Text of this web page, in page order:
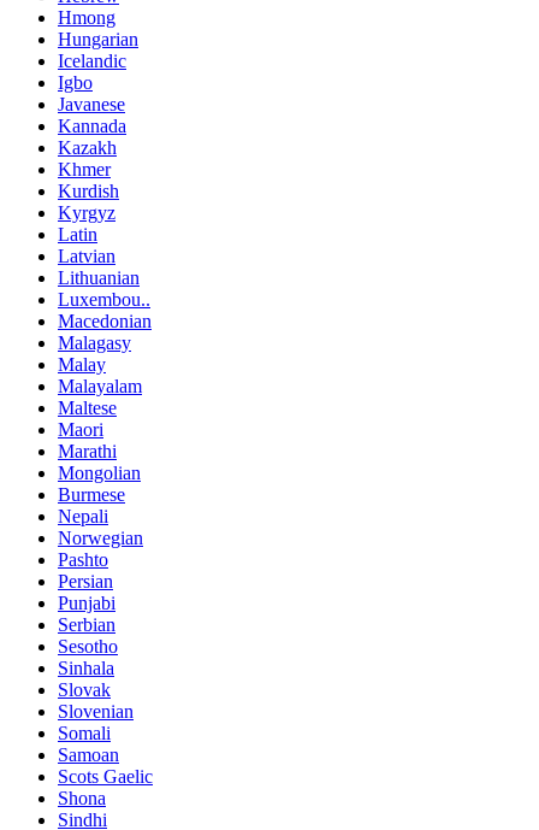
Hmong
Hungarian
Icelandic
Igbo
Javanese
Kannada
Kazakh
Khmer
Kurdish
Kyrgyz
Latin
Latvian
Lithuanian
Luxembou..
Macedonian
Malagasy
Malay
Malayalam
Maltese
Maori
Marathi
Mongolian
Burmese
Nepali
Norwegian
Pashto
Persian
Punjabi
Serbian
Sesotho
Sinhala
Slovak
Slovenian
Somali
Samoan
Scots Gaelic
Shona
Sindhi